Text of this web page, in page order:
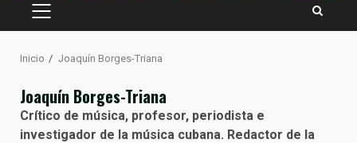
MENÚ
Inicio Joaquín Borges-Triana
Joaquín Borges-Triana
Crítico de música, profesor, periodista e
investigador de la música cubana.​ Redactor de la